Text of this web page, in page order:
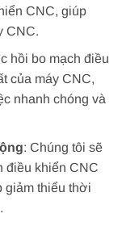
CNC, giúp
CNC.
hồi bo mạch điều
của máy CNC,
nhanh chóng và
: Chúng tôi sẽ
điều khiển CNC
giảm thiểu thời